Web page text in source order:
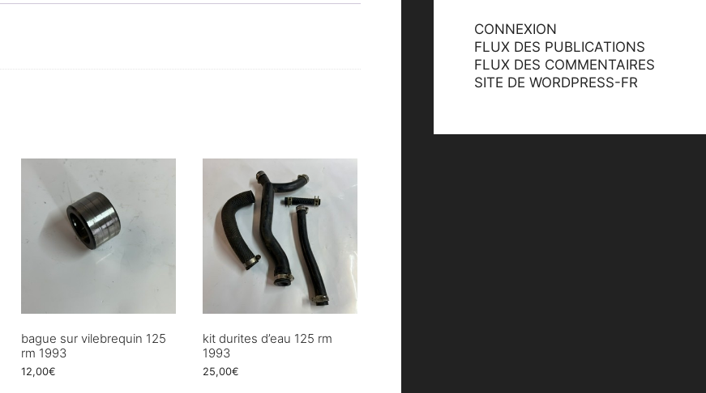
bague sur vilebrequin 125
rm 1993
12,00€
kit durites d’eau 125 rm
1993
25,00€
CONNEXION
FLUX DES PUBLICATIONS
FLUX DES COMMENTAIRES
SITE DE WORDPRESS-FR